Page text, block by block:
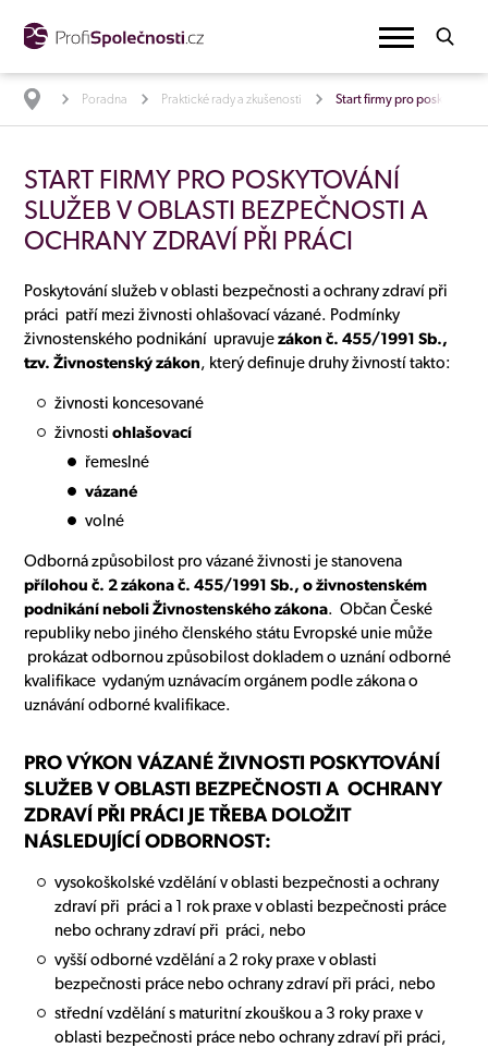
Poradna Praktické rady a zkušenosti Start firmy pro
START FIRMY PRO POSKYTOVÁNÍ
SLUŽEB V OBLASTI BEZPEČNOSTI A
OCHRANY ZDRAVÍ PŘI PRÁCI
Poskytování služeb v oblasti bezpečnosti a ochrany zdraví při
práci patří mezi živnosti ohlašovací vázané. Podmínky
živnostenského podnikání upravujezákon č. 455/1991 Sb.,
tzv. Živnostenský zákon, který definuje druhy živností takto:
živnosti koncesované
živnostiohlašovací
řemeslné
vázané
volné
Odborná způsobilost pro vázané živnosti je stanovena
přílohou č. 2 zákona č. 455/1991 Sb., o živnostenském
podnikání neboli Živnostenského zákona. Občan České
republiky nebo jiného členského státu Evropské unie může
prokázat odbornou způsobilost dokladem o uznání odborné
kvalifikace vydaným uznávacím orgánem podle zákona o
uznávání odborné kvalifikace.
PRO VÝKON VÁZANÉ ŽIVNOSTI POSKYTOVÁNÍ
SLUŽEB V OBLASTI BEZPEČNOSTI A OCHRANY
ZDRAVÍ PŘI PRÁCI JE TŘEBA DOLOŽIT
NÁSLEDUJÍCÍ ODBORNOST:
vysokoškolské vzdělání v oblasti bezpečnosti a ochrany
zdraví při práci a 1 rok praxe v oblasti bezpečnosti práce
nebo ochrany zdraví při práci, nebo
vyšší odborné vzdělání a 2 roky praxe v oblasti
bezpečnosti práce nebo ochrany zdraví při práci, nebo
střední vzdělání s maturitní zkouškou a 3 roky praxe v
oblasti bezpečnosti práce nebo ochrany zdraví při práci,